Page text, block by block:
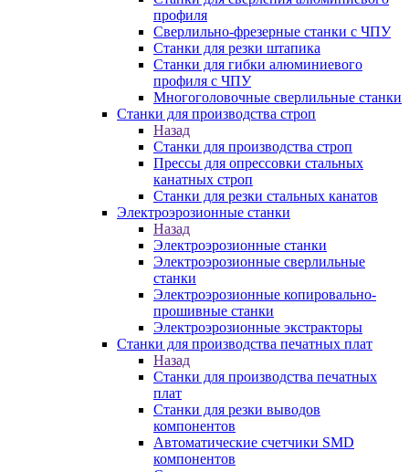
профиля
Сверлильно-фрезерные станки с ЧПУ
Станки для резки штапика
Станки для гибки алюминиевого
профиля с ЧПУ
Многоголовочные сверлильные станки
Станки для производства строп
Назад
Станки для производства строп
Прессы для опрессовки стальных
канатных строп
Станки для резки стальных канатов
Электроэрозионные станки
Назад
Электроэрозионные станки
Электроэрозионные сверлильные
станки
Электроэрозионные копировально-
прошивные станки
Электроэрозионные экстракторы
Станки для производства печатных плат
Назад
Станки для производства печатных
плат
Станки для резки выводов
компонентов
Автоматические счетчики SMD
компонентов